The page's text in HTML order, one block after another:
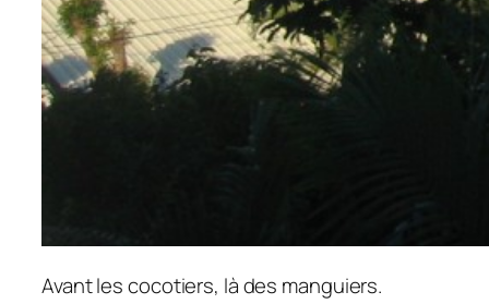
Avant les cocotiers, là des manguiers.